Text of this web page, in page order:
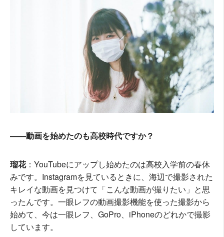
――動画を始めたのも高校時代ですか？
瑠花：YouTubeにアップし始めたのは高校入学前の春休
みです。Instagramを見ているときに、海辺で撮影された
キレイな動画を見つけて「こんな動画が撮りたい」と思
ったんです。一眼レフの動画撮影機能を使った撮影から
始めて、今は一眼レフ、GoPro、iPhoneのどれかで撮影
しています。